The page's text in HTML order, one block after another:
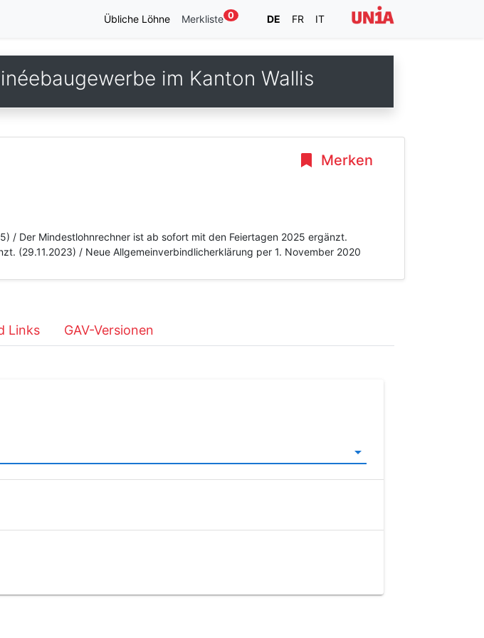
Übliche Löhne Merkliste 0 DE FR IT
im Kanton Wallis
Merken
/ Der Mindestlohnrechner ist ab sofort mit den Feiertagen 2025 ergänzt.
(29.11.2023) / Neue Allgemeinverbindlicherklärung per 1. November 2020
Links GAV-Versionen